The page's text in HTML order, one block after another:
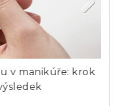
v manikúře: krok